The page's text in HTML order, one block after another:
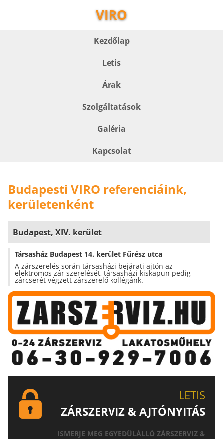
VIRO
Kezdőlap
Letis
Árak
Szolgáltatások
Galéria
Kapcsolat
Budapesti VIRO referenciáink,
kerületenként
Budapest, XIV. kerület
Társasház Budapest 14. kerület Fűrész utca
A zárszerelés során társasházi bejárati ajtón az
elektromos zár szerelését, társasházi kiskapun pedig
zárcserét végzett zárszerelő kollégánk.
LETIS
ZÁRSZERVIZ & AJTÓNYITÁS
ISMERJE MEG EGYEDÜLÁLLÓ ZÁRSZERVIZ &